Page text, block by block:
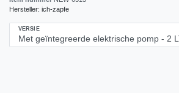
Hersteller: ich-zapfe
VERSIE